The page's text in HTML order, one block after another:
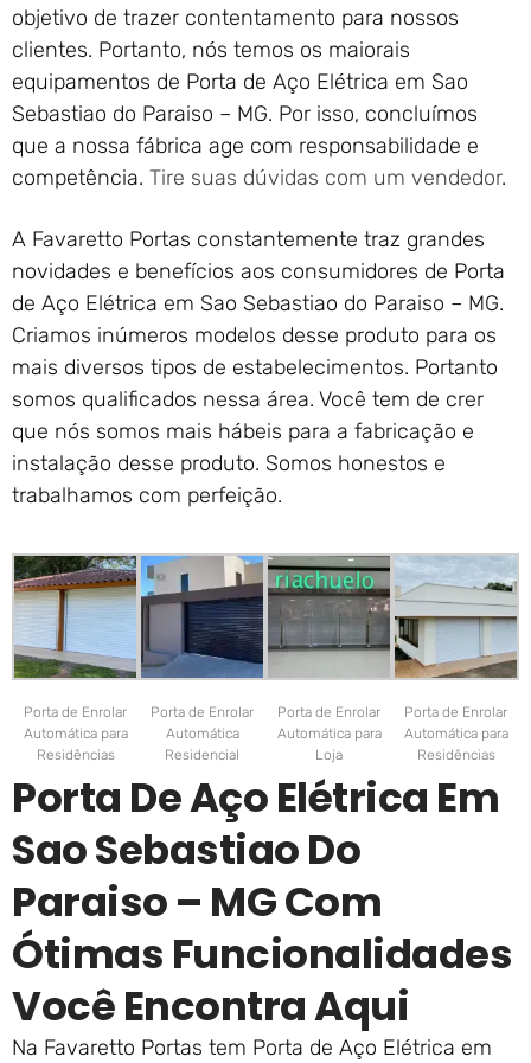
Portão de Garagem de
Enrolar em Nova Friburgo –
RJ
objetivo de trazer contentamento para nossos
clientes. Portanto, nós temos os maiorais
equipamentos de Porta de Aço Elétrica em Sao
Sebastiao do Paraiso – MG. Por isso, concluímos
que a nossa fábrica age com responsabilidade e
competência. Tire suas dúvidas com um vendedor.
A Favaretto Portas constantemente traz grandes
novidades e benefícios aos consumidores de Porta
de Aço Elétrica em Sao Sebastiao do Paraiso – MG.
Criamos inúmeros modelos desse produto para os
mais diversos tipos de estabelecimentos. Portanto
somos qualificados nessa área. Você tem de crer
que nós somos mais hábeis para a fabricação e
instalação desse produto. Somos honestos e
trabalhamos com perfeição.
Porta de Enrolar
Automática para
Residências
Porta de Enrolar
Automática
Residencial
Porta de Enrolar
Automática para
Loja
Porta de Enrolar
Automática para
Residências
Porta De Aço Elétrica Em
Sao Sebastiao Do
Paraiso – MG Com
Ótimas Funcionalidades
Você Encontra Aqui
Na Favaretto Portas tem Porta de Aço Elétrica em